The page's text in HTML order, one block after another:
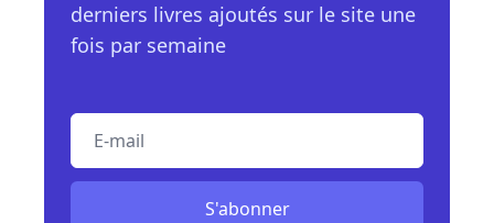
derniers livres ajoutés sur le site une
fois par semaine
S'abonner